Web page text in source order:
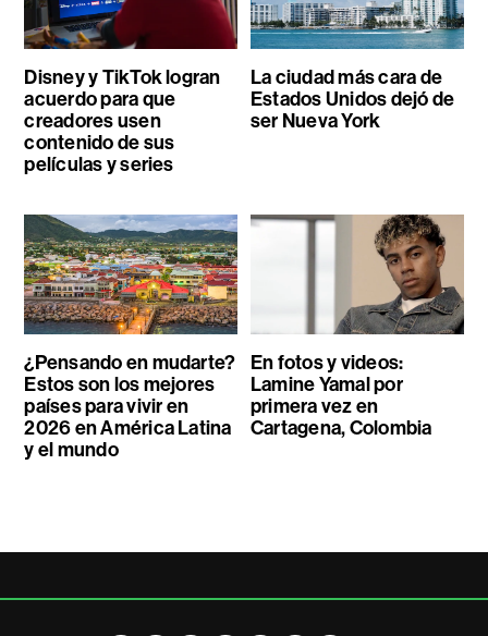
Disney y TikTok logran
acuerdo para que
creadores usen
contenido de sus
películas y series
La ciudad más cara de
Estados Unidos dejó de
ser Nueva York
¿Pensando en mudarte?
Estos son los mejores
países para vivir en
2026 en América Latina
y el mundo
En fotos y videos:
Lamine Yamal por
primera vez en
Cartagena, Colombia